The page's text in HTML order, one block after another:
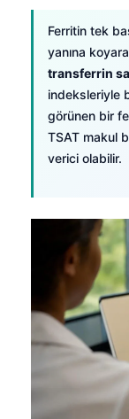
Ferritin tek
yanına
transferrin
indeksleriyle
görünen bir
TSAT makul
verici olabilir.